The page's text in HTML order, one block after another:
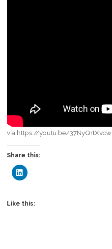
via https://youtu.be/37NyQrtXvcw
Share this:
C
l
k
t
Like this: